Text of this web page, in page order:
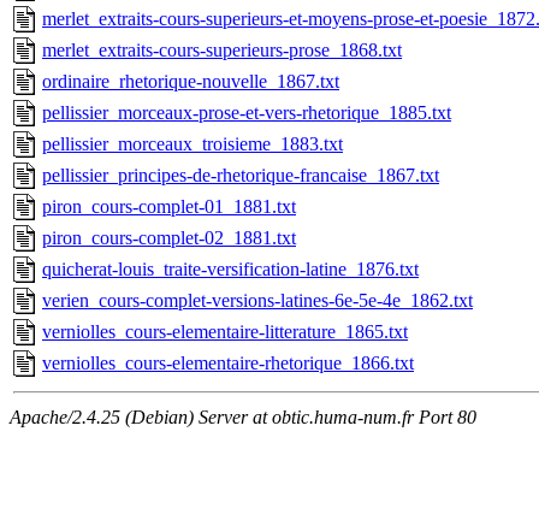
merlet_extraits-cours-superieurs-et-moyens-prose-et-
merlet_extraits-cours-superieurs-prose_1868.txt
ordinaire_rhetorique-nouvelle_1867.txt
pellissier_morceaux-prose-et-vers-rhetorique_1885.txt
pellissier_morceaux_troisieme_1883.txt
pellissier_principes-de-rhetorique-francaise_1867.txt
piron_cours-complet-01_1881.txt
piron_cours-complet-02_1881.txt
quicherat-louis_traite-versification-latine_1876.txt
verien_cours-complet-versions-latines-6e-5e-4e_1862.txt
verniolles_cours-elementaire-litterature_1865.txt
verniolles_cours-elementaire-rhetorique_1866.txt
Apache/2.4.25 (Debian) Server at obtic.huma-num.fr Port 80